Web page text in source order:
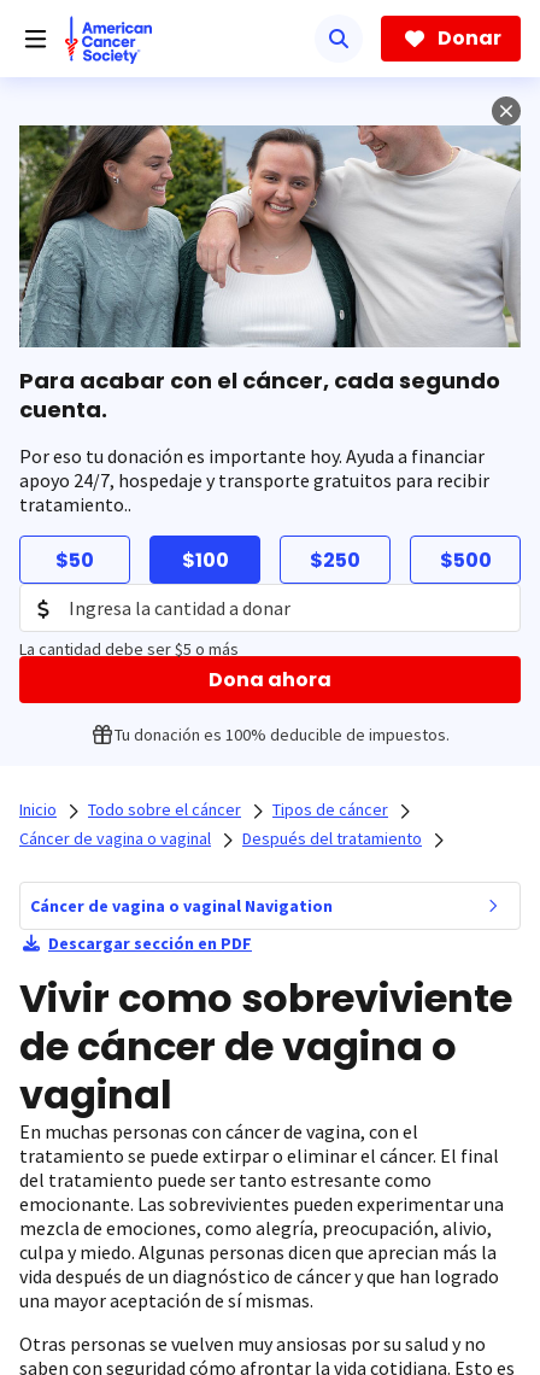
hacia
contenido
Donar
Para acabar con el cáncer, cada segundo
cuenta.
Por eso tu donación es importante hoy. Ayuda a financiar
apoyo 24/7, hospedaje y transporte gratuitos para recibir
tratamiento..
$50 $100 $250 $500
La cantidad debe ser $5 o más
Dona ahora
Tu donación es 100% deducible de impuestos.
Inicio Todo sobre el cáncer
Tipos de cáncer
Cáncer de vagina o vaginal
Después del tratamiento
Cáncer de vagina o vaginal Navigation
Descargar sección en PDF
Vivir como sobreviviente
de cáncer de vagina o
vaginal
En muchas personas con cáncer de vagina, con el
tratamiento se puede extirpar o eliminar el cáncer. El final
del tratamiento puede ser tanto estresante como
emocionante. Las sobrevivientes pueden experimentar una
mezcla de emociones, como alegría, preocupación, alivio,
culpa y miedo. Algunas personas dicen que aprecian más la
vida después de un diagnóstico de cáncer y que han logrado
una mayor aceptación de sí mismas.
Otras personas se vuelven muy ansiosas por su salud y no
saben con seguridad cómo afrontar la vida cotidiana. Esto es